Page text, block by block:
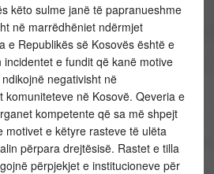
këto sulme janë të papranueshme
në marrëdhëniet ndërmjet
e Republikës së Kosovës është e
e fundit që kanë motive
negativisht në
komuniteteve në Kosovë. Qeveria e
kompetente që sa më shpejt
motivet e këtyre rasteve të ulëta
përpara drejtësisë. Rastet e tilla
përpjekjet e institucioneve për